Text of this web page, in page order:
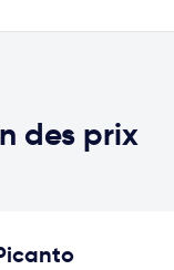
des prix